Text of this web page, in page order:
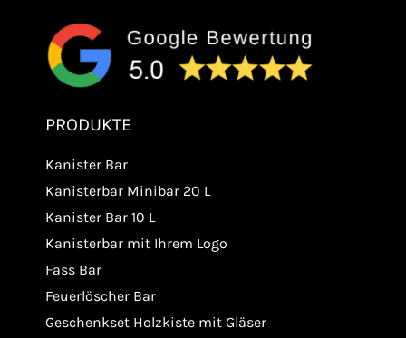
PRODUKTE
Kanister Bar
Kanisterbar Minibar 20 L
Kanister Bar 10 L
Kanisterbar mit Ihrem Logo
Fass Bar
Feuerlöscher Bar
Geschenkset Holzkiste mit Gläser